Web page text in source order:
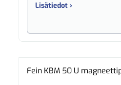
Lisätiedot ›
Fein KBM 50 U